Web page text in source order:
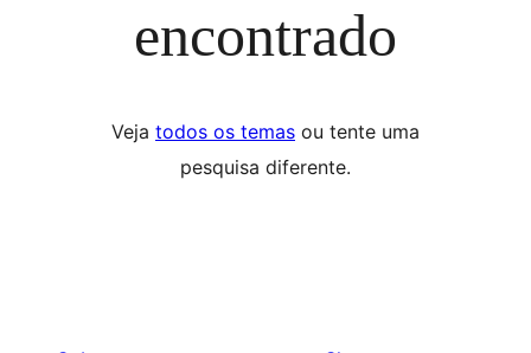
encontrado
Veja todos os temas ou tente uma
pesquisa diferente.